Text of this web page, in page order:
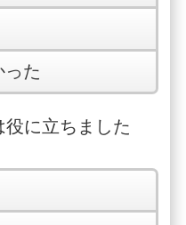
った
に立ちました